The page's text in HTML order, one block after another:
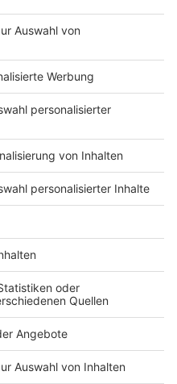
Kontakt
Studio-Hotline
Verkehrs-Hotline
Newsletter